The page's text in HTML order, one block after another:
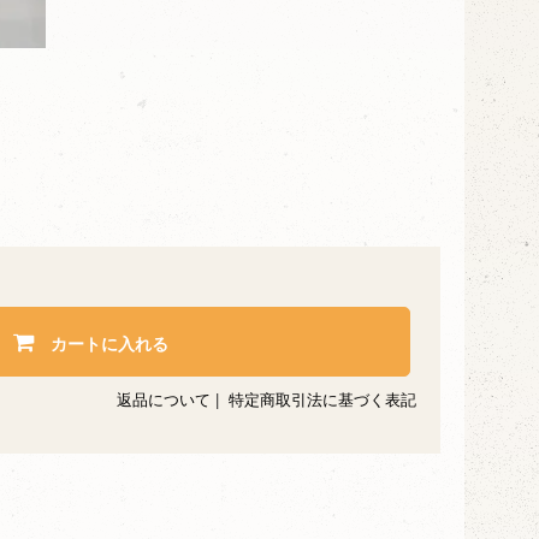
カートに入れる
返品について | 特定商取引法に基づく表記